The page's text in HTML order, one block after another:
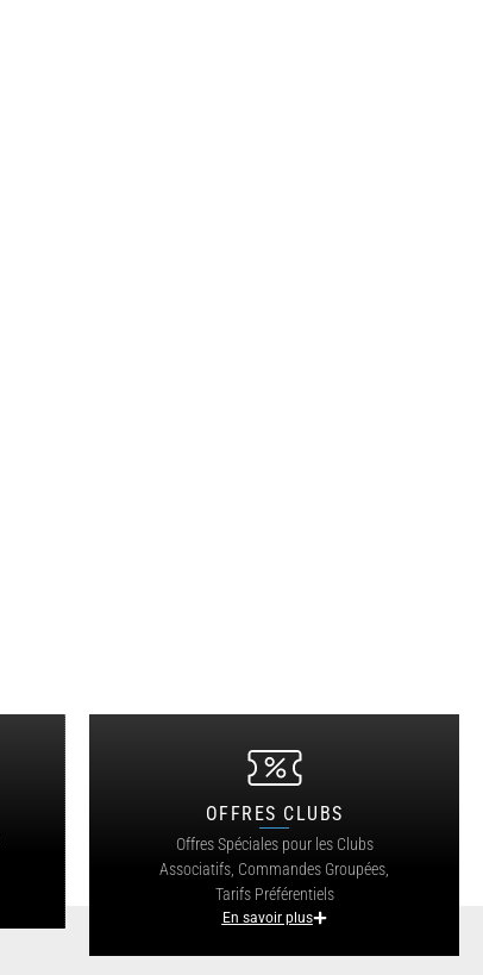
OFFRES CLUBS
Offres Spéciales pour les Clubs
Associatifs, Commandes Groupées,
Tarifs Préférentiels
En savoir plus